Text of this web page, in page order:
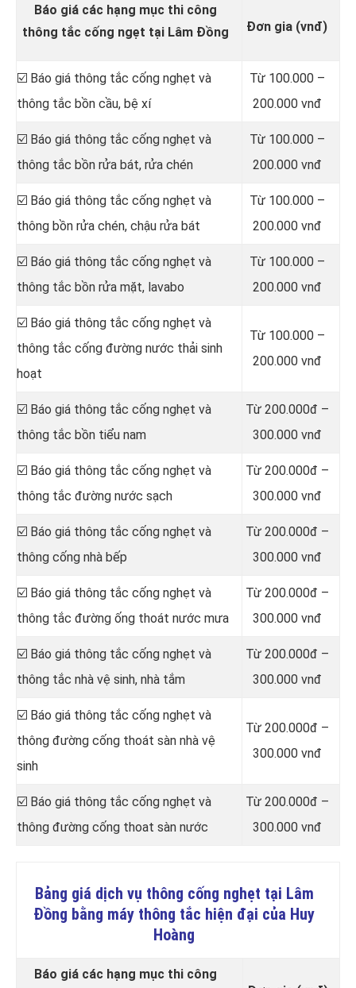
Báo giá các hạng mục thi công
thông tắc cống ngẹt tại Lâm Đồng
Đơn gia (vnđ)
☑️ Báo giá thông tắc cống nghẹt và
thông tắc bồn cầu, bệ xí
Từ 100.000 –
200.000 vnđ
☑️ Báo giá thông tắc cống nghẹt và
thông tắc bồn rửa bát, rửa chén
Từ 100.000 –
200.000 vnđ
☑️ Báo giá thông tắc cống nghẹt và
thông bồn rửa chén, chậu rửa bát
Từ 100.000 –
200.000 vnđ
☑️ Báo giá thông tắc cống nghẹt và
thông tắc bồn rửa mặt, lavabo
Từ 100.000 –
200.000 vnđ
‎☑️ Báo giá thông tắc cống nghẹt và
thông tắc cống đường nước thải sinh
hoạt
Từ 100.000 –
200.000 vnđ
☑️ Báo giá thông tắc cống nghẹt và
thông tắc bồn tiểu nam
Từ 200.000đ –
300.000 vnđ
☑️ Báo giá thông tắc cống nghẹt và
thông tắc đường nước sạch
Từ 200.000đ –
300.000 vnđ
☑️ Báo giá thông tắc cống nghẹt và
thông cống nhà bếp
Từ 200.000đ –
300.000 vnđ
☑️ Báo giá thông tắc cống nghẹt và
thông tắc đường ống thoát nước mưa
Từ 200.000đ –
300.000 vnđ
☑️ Báo giá thông tắc cống nghẹt và
thông tắc nhà vệ sinh, nhà tắm
Từ 200.000đ –
300.000 vnđ
☑️ Báo giá thông tắc cống nghẹt và
thông đường cống thoát sàn nhà vệ
sinh
Từ 200.000đ –
300.000 vnđ
☑️ Báo giá thông tắc cống nghẹt và
thông đường cống thoat sàn nước
Từ 200.000đ –
300.000 vnđ
Bảng giá dịch vụ thông cống nghẹt tại Lâm
Đồng bằng máy thông tắc hiện đại của Huy
Hoàng
Báo giá các hạng mục thi công